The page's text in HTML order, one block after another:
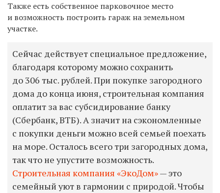
Также есть собственное парковочное место
и возможность построить гараж на земельном
участке.
Сейчас действует специальное предложение,
благодаря которому можно сохранить
до 306 тыс. рублей. При покупке загородного
дома до конца июня, строительная компания
оплатит за вас субсидирование банку
(Сбербанк, ВТБ). А значит на сэкономленные
с покупки деньги можно всей семьей поехать
на море. Осталось всего три загородных дома,
так что не упустите возможность.
Строительная компания «ЭкоДом»— это
семейный уют в гармонии с природой. Чтобы